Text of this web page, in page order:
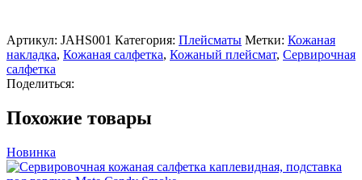
Артикул: JAHS001 Категория: Плейсматы Метки: Кожаная
накладка, Кожаная салфетка, Кожаный плейсмат, Сервирочная
салфетка
Поделиться:
Похожие товары
Новинка